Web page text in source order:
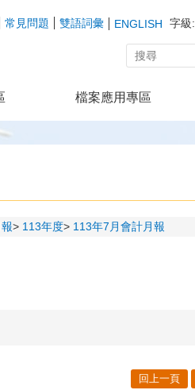
常見問題 雙語詞彙 ENGLISH 字級:
檔案應用專區
113年度 113年7月會計月報
回上一頁